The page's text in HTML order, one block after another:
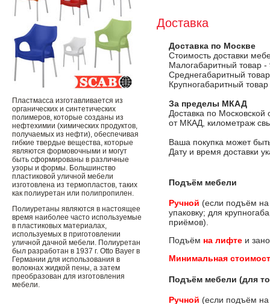
Пластмасса изготавливается из
органических и синтетических
полимеров, которые созданы из
нефтехимии (химических продуктов,
получаемых из нефти), обеспечивая
гибкие твердые вещества, которые
являются формовочными и могут
быть сформированы в различные
узоры и формы. Большинство
пластиковой уличной мебели
изготовлена ​​из термопластов, таких
как полиуретан или полипропилен.
Полиуретаны являются в настоящее
время наиболее часто используемые
в пластиковых материалах,
используемых в приготовлении
уличной дачной мебели. Полиуретан
был разработан в 1937 г. Otto Bayer в
Германии для использования в
волокнах жидкой пены, а затем
преобразован для изготовления
мебели.
Доставка
Доставка по Москве
Стоимость доставки
Малогабаритный товар -
Среднегабаритный
Крупногабаритный
За пределы МКАД
Доставка по
от МКАД, километраж
Ваша покупка может
Дату и время доставки
Подъём мебели
Ручной (если подъём
упаковку; для
приёмов).
Подъём на лифте и
Минимальная
Подъём мебели (для
Ручной (если подъём